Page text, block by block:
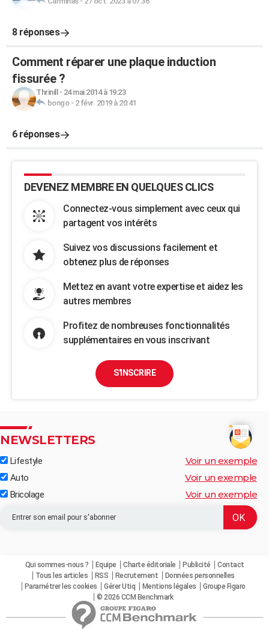
8 réponses
Comment réparer une plaque induction
fissurée ?
Thrinill - 24 mai 2014 à 19:23
bongo- 2 févr. 2019 à 20:41
6 réponses
DEVENEZ MEMBRE EN QUELQUES CLICS
Connectez-vous simplement avec ceux qui
partagent vos intérêts
Suivez vos discussions facilement et
obtenez plus de réponses
Mettez en avant votre expertise et aidez les
autres membres
Profitez de nombreuses fonctionnalités
supplémentaires en vous inscrivant
S'INSCRIRE
NEWSLETTERS
Lifestyle Voir un exemple
Auto Voir un exemple
Bricolage Voir un exemple
Qui sommes-nous ? Equipe Charte éditoriale Publicité
Contact
Tous les articles
RSS Recrutement
Données personnelles
Paramétrer les cookies
Gérer Utiq Mentions légales
Groupe Figaro
© 2026 CCM Benchmark